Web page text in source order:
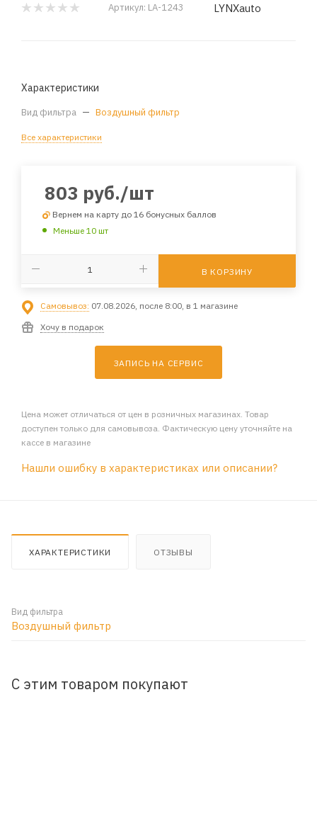
Артикул: LA-1243 LYNXauto
Характеристики
Вид фильтра — Воздушный фильтр
Все характеристики
803 руб./шт
Вернем на карту до 16 бонусных баллов
Меньше 10 шт
В КОРЗИНУ
Самовывоз: 07.08.2026, после 8:00, в 1 магазине
Хочу в подарок
ЗАПИСЬ НА СЕРВИС
Цена может отличаться от цен в розничных магазинах. Товар
доступен только для самовывоза. Фактическую цену уточняйте на
кассе в магазине
Нашли ошибку в характеристиках или описании?
ХАРАКТЕРИСТИКИ ОТЗЫВЫ
Вид фильтра
Воздушный фильтр
С этим товаром покупают